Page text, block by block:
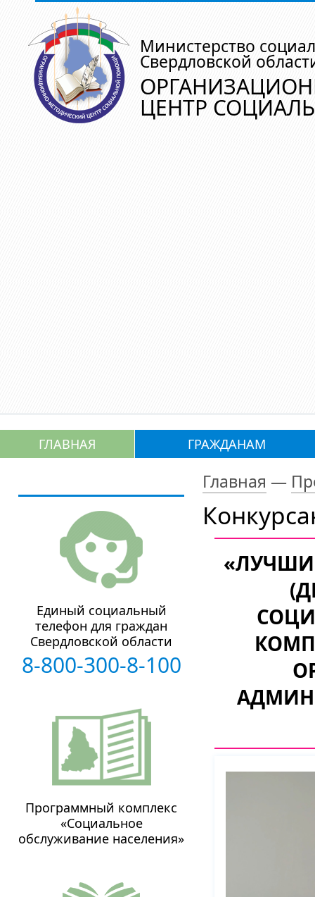
Министерство
Свердловской
ЦЕНТР
ГЛАВНАЯ ГРАЖДАНАМ
Главная —
Единый социальный
телефон для граждан
Свердловской области
8-800-300-8-100
Программный комплекс
«Социальное
обслуживание населения»